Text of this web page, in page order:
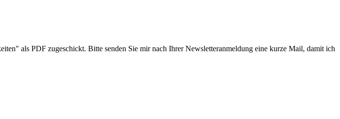
als PDF zugeschickt. Bitte senden Sie mir nach Ihrer Newsletteranmeldung eine kurze Mail, damit ich